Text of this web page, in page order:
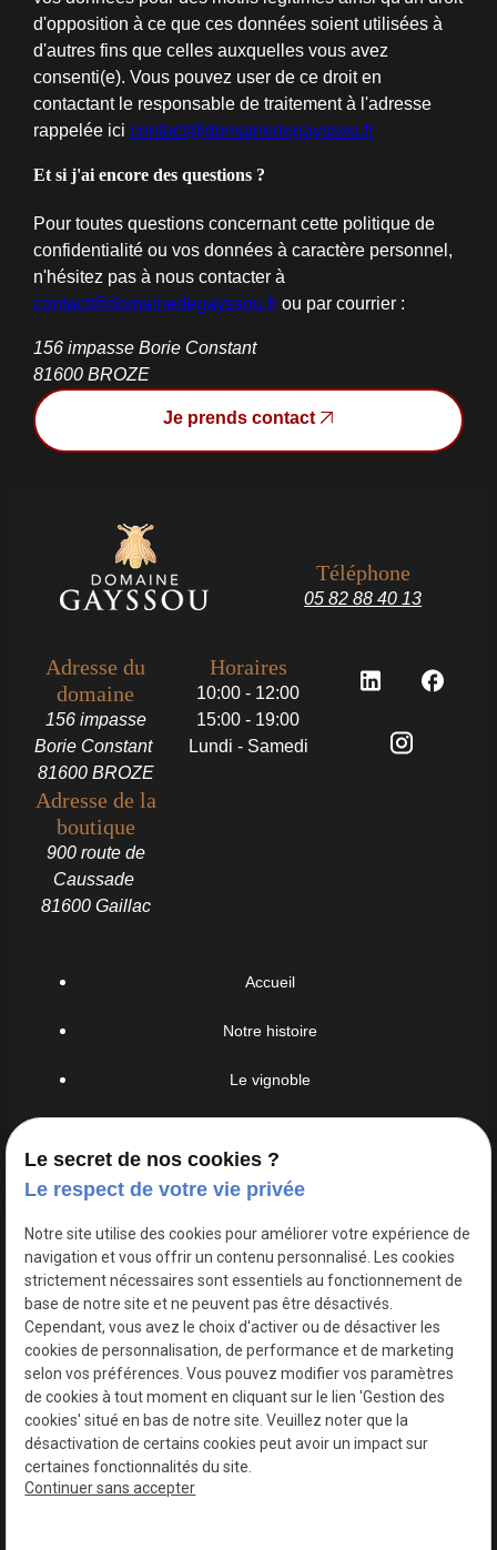
d'opposition à ce que ces données soient utilisées à
d'autres fins que celles auxquelles vous avez
consenti(e). Vous pouvez user de ce droit en
contactant le responsable de traitement à l'adresse
rappelée ici contact@domainedegayssou.fr
Et si j'ai encore des questions ?
Pour toutes questions concernant cette politique de
confidentialité ou vos données à caractère personnel,
n'hésitez pas à nous contacter à
contact@domainedegayssou.frou par courrier :
156 impasse Borie Constant
81600 BROZE
Je prends contact
Téléphone
05 82 88 40 13
Adresse du
domaine
156 impasse
Borie Constant
81600 BROZE
Adresse de la
boutique
900 route de
Caussade
81600 Gaillac
Horaires
10:00 - 12:00
15:00 - 19:00
Lundi - Samedi
Accueil
Notre histoire
Le vignoble
Visites
Dégustations
Actualités
Mentions
légales
Politique de
confidentialité
Gestion
des
cookies
Plan du
site
Siret : 37925829600019
Le secret de nos cookies ?
Le respect de votre vie privée
Notre site utilise des cookies pour améliorer votre expérience de
navigation et vous offrir un contenu personnalisé. Les cookies
strictement nécessaires sont essentiels au fonctionnement de
base de notre site et ne peuvent pas être désactivés.
Cependant, vous avez le choix d'activer ou de désactiver les
cookies de personnalisation, de performance et de marketing
selon vos préférences. Vous pouvez modifier vos paramètres
de cookies à tout moment en cliquant sur le lien 'Gestion des
cookies' situé en bas de notre site. Veuillez noter que la
désactivation de certains cookies peut avoir un impact sur
certaines fonctionnalités du site.
Continuer sans accepter